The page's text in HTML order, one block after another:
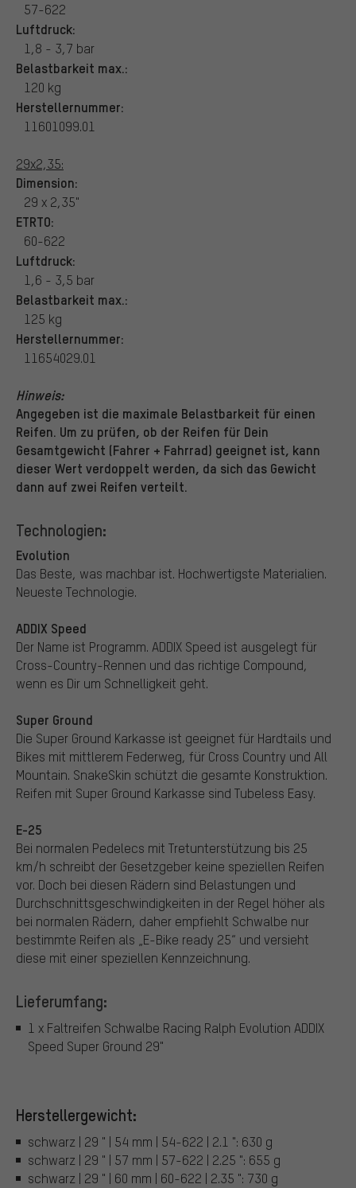
57-622
Luftdruck:
1,8 - 3,7 bar
Belastbarkeit max.:
120 kg
Herstellernummer:
11601099.01
29x2,35:
Dimension:
29 x 2,35"
ETRTO:
60-622
Luftdruck:
1,6 - 3,5 bar
Belastbarkeit max.:
125 kg
Herstellernummer:
11654029.01
Hinweis:
Angegeben ist die maximale Belastbarkeit für einen
Reifen. Um zu prüfen, ob der Reifen für Dein
Gesamtgewicht (Fahrer + Fahrrad) geeignet ist, kann
dieser Wert verdoppelt werden, da sich das Gewicht
dann auf zwei Reifen verteilt.
Technologien:
Evolution
Das Beste, was machbar ist. Hochwertigste Materialien.
Neueste Technologie.
ADDIX Speed
Der Name ist Programm. ADDIX Speed ist ausgelegt für
Cross-Country-Rennen und das richtige Compound,
wenn es Dir um Schnelligkeit geht.
Super Ground
Die Super Ground Karkasse ist geeignet für Hardtails und
Bikes mit mittlerem Federweg, für Cross Country und All
Mountain. SnakeSkin schützt die gesamte Konstruktion.
Reifen mit Super Ground Karkasse sind Tubeless Easy.
E-25
Bei normalen Pedelecs mit Tretunterstützung bis 25
km/h schreibt der Gesetzgeber keine speziellen Reifen
vor. Doch bei diesen Rädern sind Belastungen und
Durchschnittsgeschwindigkeiten in der Regel höher als
bei normalen Rädern, daher empfiehlt Schwalbe nur
bestimmte Reifen als „E-Bike ready 25“ und versieht
diese mit einer speziellen Kennzeichnung.
Lieferumfang:
1 x Faltreifen Schwalbe Racing Ralph Evolution ADDIX
Speed Super Ground 29"
Herstellergewicht:
schwarz | 29 " | 54 mm | 54-622 | 2.1 ": 630 g
schwarz | 29 " | 57 mm | 57-622 | 2.25 ": 655 g
schwarz | 29 " | 60 mm | 60-622 | 2.35 ": 730 g